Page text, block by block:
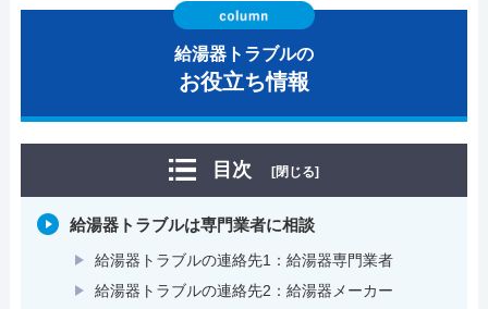
給湯器トラブルの
お役立ち情報
目次 [閉じる]
給湯器トラブルは専門業者に相談
給湯器トラブルの連絡先1：給湯器専門業者
給湯器トラブルの連絡先2：給湯器メーカー